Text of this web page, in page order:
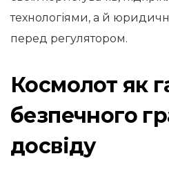
технологіями, а й
перед регулятором.
Космолот як
безпечного
досвіду